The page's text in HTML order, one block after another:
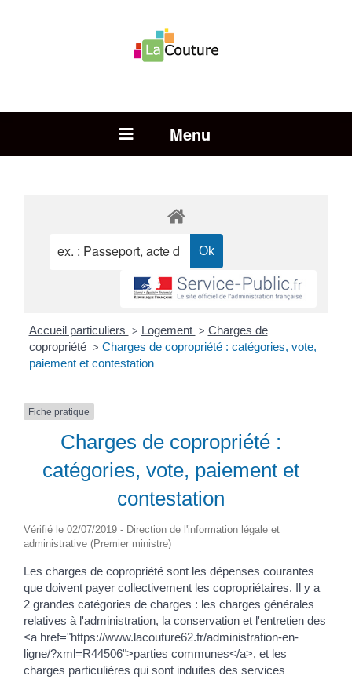
Open Menu
Accueil particuliers > Logement > Charges de
copropriété > Charges de copropriété : catégories, vote,
paiement et contestation
Fiche pratique
Charges de copropriété :
catégories, vote, paiement et
contestation
Vérifié le 02/07/2019 - Direction de l'information légale et
administrative (Premier ministre)
Les charges de copropriété sont les dépenses courantes
que doivent payer collectivement les copropriétaires. Il y a
2 grandes catégories de charges : les charges générales
relatives à l'administration, la conservation et l'entretien des
<a href="https://www.lacouture62.fr/administration-en-
ligne/?xml=R44506">parties communes</a>, et les
charges particulières qui sont induites des services